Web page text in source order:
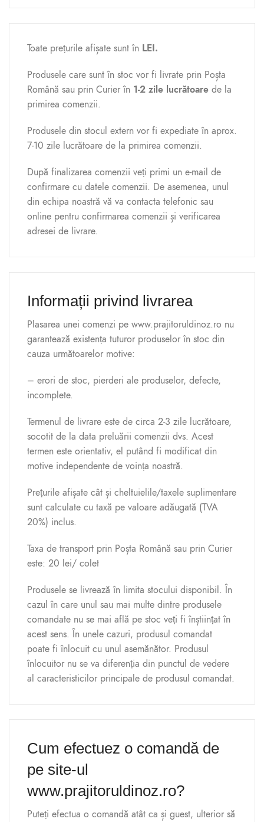
Toate prețurile afișate sunt în LEI.
Produsele care sunt în stoc vor fi livrate prin Poșta
Română sau prin Curier în 1-2 zile lucrătoare de la
primirea comenzii.
Produsele din stocul extern vor fi expediate în aprox.
7-10 zile lucrătoare de la primirea comenzii.
După finalizarea comenzii veți primi un e-mail de
confirmare cu datele comenzii. De asemenea, unul
din echipa noastră vă va contacta telefonic sau
online pentru confirmarea comenzii și verificarea
adresei de livrare.
Informații privind livrarea
Plasarea unei comenzi pe www.prajitoruldinoz.ro nu
garantează existența tuturor produselor în stoc din
cauza următoarelor motive:
– erori de stoc, pierderi ale produselor, defecte,
incomplete.
Termenul de livrare este de circa 2-3 zile lucrătoare,
socotit de la data preluării comenzii dvs. Acest
termen este orientativ, el putând fi modificat din
motive independente de voința noastră.
Prețurile afișate cât și cheltuielile/taxele suplimentare
sunt calculate cu taxă pe valoare adăugată (TVA
20%) inclus.
Taxa de transport prin Poșta Română sau prin Curier
este: 20 lei/ colet
Produsele se livrează în limita stocului disponibil. În
cazul în care unul sau mai multe dintre produsele
comandate nu se mai află pe stoc veți fi înștiințat în
acest sens. În unele cazuri, produsul comandat
poate fi înlocuit cu unul asemănător. Produsul
înlocuitor nu se va diferenția din punctul de vedere
al caracteristicilor principale de produsul comandat.
Cum efectuez o comandă de
pe site-ul
www.prajitoruldinoz.ro?
Puteți efectua o comandă atât ca și guest, ulterior să